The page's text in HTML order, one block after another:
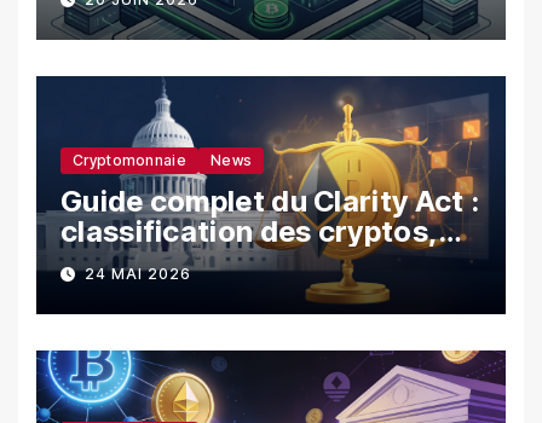
Cryptomonnaie News
Guide complet du Clarity Act :
classification des cryptos,
SEC vs CFTC, et impacts sur
les investisseurs
24 MAI 2026